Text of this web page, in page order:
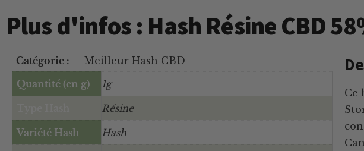
Plus d'infos : Hash Résine CBD
Catégorie :
Meilleur Hash CBD
Quantité (en g)
1g
Résine
Variété Hash Hash
Ce